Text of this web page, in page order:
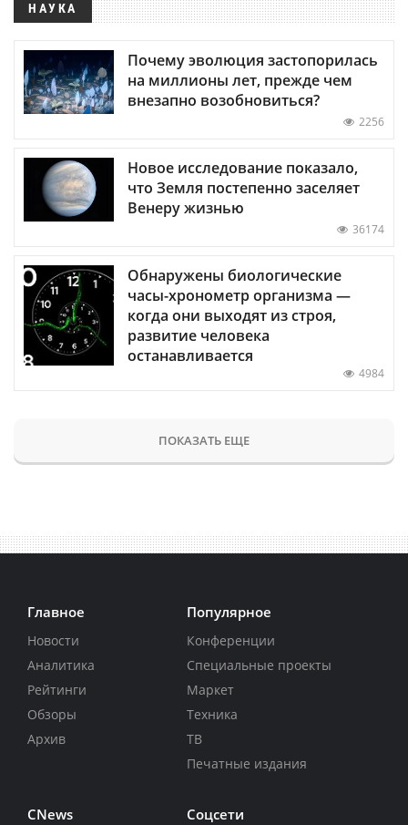
НАУКА
Почему эволюция застопорилась
на миллионы лет, прежде чем
внезапно возобновиться?
2256
Новое исследование показало,
что Земля постепенно заселяет
Венеру жизнью
36174
Обнаружены биологические
часы-хронометр организма —
когда они выходят из строя,
развитие человека
останавливается
4984
ПОКАЗАТЬ ЕЩЕ
Главное
Новости
Аналитика
Рейтинги
Обзоры
Архив
Популярное
Конференции
Специальные проекты
Маркет
Техника
ТВ
Печатные издания
CNews Соцсети